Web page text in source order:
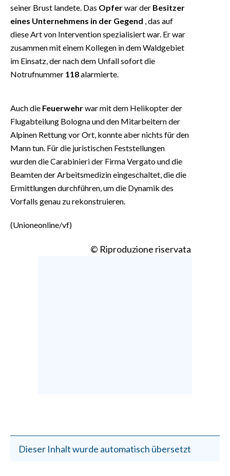
FOTO
VIDEO
INFO AZIENDE
ABBONATI
NECROLOGI
PUBBLICITÀ
SPIAGGE
STORE
seiner Brust landete. Das Opferwar der Besitzer
eines Unternehmens in der Gegend , das auf
diese Art von Intervention spezialisiert war. Er war
zusammen mit einem Kollegen in dem Waldgebiet
im Einsatz, der nach dem Unfall sofort die
Notrufnummer 118alarmierte.
Auch die Feuerwehrwar mit dem Helikopter der
Flugabteilung Bologna und den Mitarbeitern der
Alpinen Rettung vor Ort, konnte aber nichts für den
Mann tun. Für die juristischen Feststellungen
wurden die Carabinieri der Firma Vergato und die
Beamten der Arbeitsmedizin eingeschaltet, die die
Ermittlungen durchführen, um die Dynamik des
Vorfalls genau zu rekonstruieren.
(Unioneonline/vf)
© Riproduzione riservata
Dieser Inhalt wurde automatisch übersetzt